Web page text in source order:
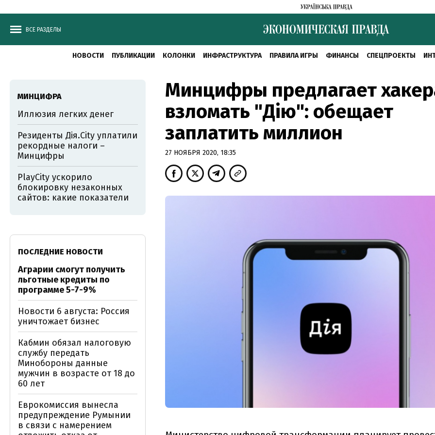
ВСЕ РАЗДЕЛЫ
НОВОСТИ ПУБЛИКАЦИИ КОЛОНКИ ИНФРАСТРУКТУРА ПРАВИЛА ИГРЫ ФИНАНСЫ СПЕЦПРОЕКТЫ
Минцифры предлагает
взломать "Дію": обещает
заплатить миллион
27 НОЯБРЯ 2020, 18:35
МИНЦИФРА
Иллюзия легких денег
Резиденты Дія.City уплатили
рекордные налоги –
Минцифры
PlayCity ускорило
блокировку незаконных
сайтов: какие показатели
ПОСЛЕДНИЕ НОВОСТИ
Аграрии смогут получить
льготные кредиты по
программе 5-7-9%
Новости 6 августа: Россия
уничтожает бизнес
Кабмин обязал налоговую
службу передать
Минобороны данные
мужчин в возрасте от 18 до
60 лет
Еврокомиссия вынесла
предупреждение Румынии
в связи с намерением